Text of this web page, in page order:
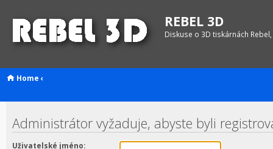
REBEL 3D
Diskuse o 3D tiskárnách
Home ‹
Administrátor vyžaduje, abyste byli
Uživatelské jméno: